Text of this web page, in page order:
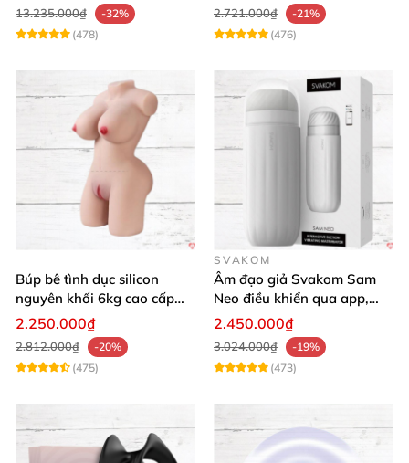
13.235.000₫
-32%
(478)
2.721.000₫
-21%
(476)
Búp bê tình dục silicon
nguyên khối 6kg cao cấp
giá rẻ mềm mại
2.250.000₫
2.812.000₫
-20%
(475)
SVAKOM
Âm đạo giả Svakom Sam
Neo điều khiển qua app,
webcam tương tác, trải
nghiệm thực tế
2.450.000₫
3.024.000₫
-19%
(473)